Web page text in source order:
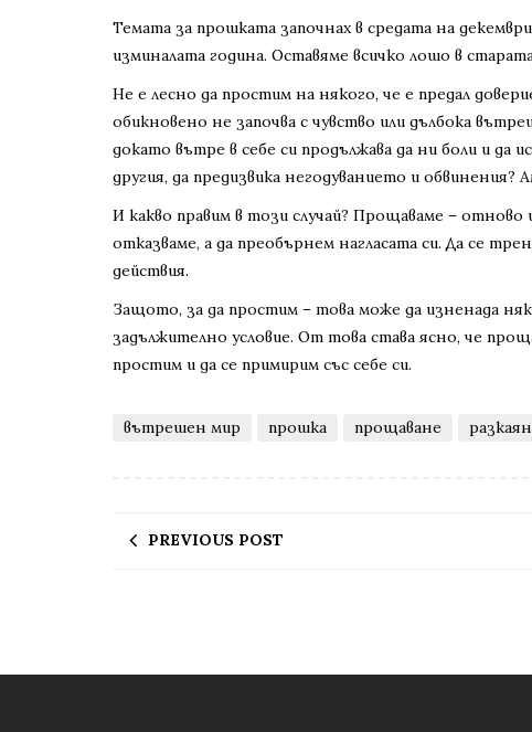
Темата за прошката започнах в средата на
изминалата година. Оставяме всичко лошо в
Не е лесно да простим на някого, че е предал
обикновено не започва с чувство или дълбока
докато вътре в себе си продължава да ни боли и да
другия, да предизвика негодуванието и обвинения?
И какво правим в този случай? Прощаваме –
отказваме, а да преобърнем нагласата си. Да се
действия.
Защото, за да простим – това може да изненада
задължително условие. От това става ясно, че
простим и да се примирим със себе си.
вътрешен мир прошка прощаване
PREVIOUS POST